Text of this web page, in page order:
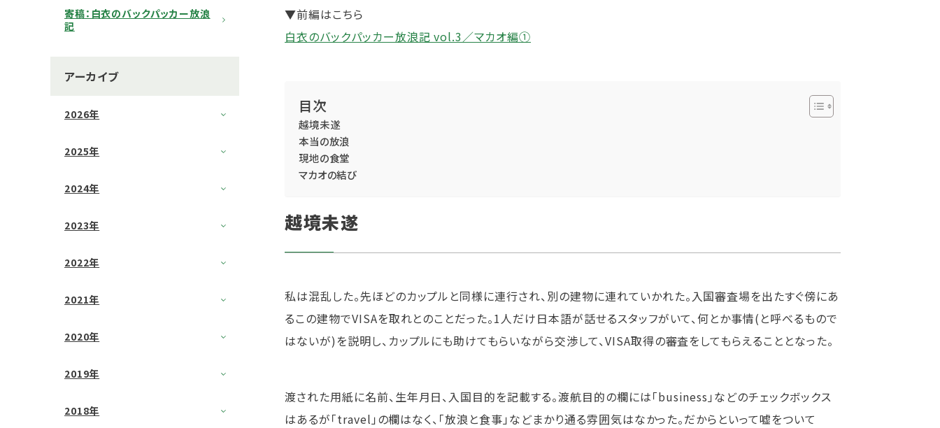
寄稿：白衣のバックパッカー放浪
記
アーカイブ
2026年
2025年
2024年
2023年
2022年
2021年
2020年
2019年
2018年
▼前編はこちら
白衣のバックパッカー放浪記 vol.3／マカオ編①
目次
越境未遂
本当の放浪
現地の食堂
マカオの結び
越境未遂
私は混乱した。先ほどのカップルと同様に連行され、別の建物に連れていかれた。入国審査場を出たすぐ傍にあ
るこの建物でVISAを取れとのことだった。1人だけ日本語が話せるスタッフがいて、何とか事情(と呼べるもので
はないが)を説明し、カップルにも助けてもらいながら交渉して、VISA取得の審査をしてもらえることとなった。
渡された用紙に名前、生年月日、入国目的を記載する。渡航目的の欄には「business」などのチェックボックス
はあるが「travel」の欄はなく、「放浪と食事」などまかり通る雰囲気はなかった。だからといって嘘をついて